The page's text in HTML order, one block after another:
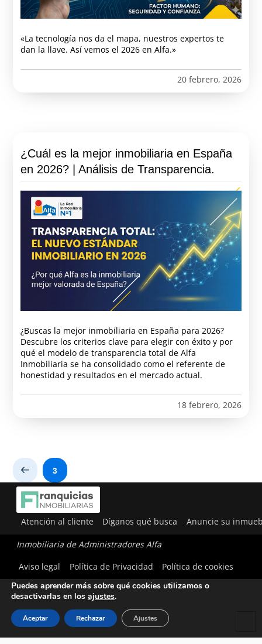
«La tecnología nos da el mapa, nuestros expertos te
dan la llave. Así vemos el 2026 en Alfa.»
20 febrero, 2026
¿Cuál es la mejor inmobiliaria en España
en 2026? | Análisis de Transparencia.
¿Buscas la mejor inmobiliaria en España para 2026?
Descubre los criterios clave para elegir con éxito y por
qué el modelo de transparencia total de Alfa
Inmobiliaria se ha consolidado como el referente de
honestidad y resultados en el mercado actual.
18 febrero, 2026
Prev 3
Atención al cliente Díganos qué busca Anuncie su
Inmobiliaria de Administradores Alfa
Aviso legal
Política de Privacidad Política de cookies
Utilizamos cookies para ofrecerte la mejor experiencia en
nuestra web.
Puedes aprender más sobre qué cookies utilizamos o
desactivarlas en los ajustes.
Aceptar Rechazar Ajustes